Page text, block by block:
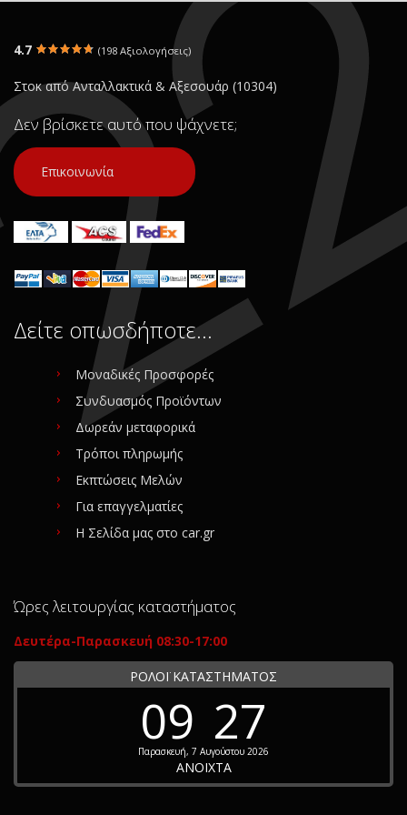
Σε Απόθεμα: 2
Κατάσταση:
Μεταχειρισμένο
Προέλευση:
Νούμερο Αγγελίας
(SKU): 23462
Συνδεθείτε για αγορά
(13%)
Προέλευση:
Συνδεθείτε για αγορά
4.7 (198 Αξιολογήσεις)
Στοκ από Ανταλλακτικά & Αξεσουάρ (10304)
Δεν βρίσκετε αυτό που ψάχνετε;
Επικοινωνία
Δείτε οπωσδήποτε…
Μοναδικές Προσφορές
Συνδυασμός Προϊόντων
Δωρεάν μεταφορικά
Τρόποι πληρωμής
Εκπτώσεις Μελών
Για επαγγελματίες
Η Σελίδα μας στο car.gr
Ώρες λειτουργίας καταστήματος
Δευτέρα-Παρασκευή 08:30-17:00
ΡΟΛΟΪ ΚΑΤΑΣΤΗΜΑΤΟΣ
09 27
Παρασκευή, 7 Αυγούστου 2026
ΑΝΟΙΧΤΑ